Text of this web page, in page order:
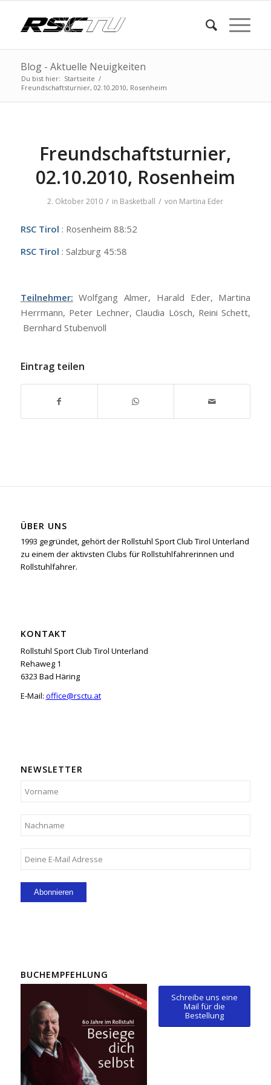
Blog - Aktuelle Neuigkeiten
Du bist hier: Startseite /
Freundschaftsturnier, 02.10.2010, Rosenheim
Freundschaftsturnier,
02.10.2010, Rosenheim
2. Oktober 2010 / in Basketball / von Martina Eder
RSC Tirol : Rosenheim 88:52
RSC Tirol : Salzburg 45:58
Teilnehmer: Wolfgang Almer, Harald Eder, Martina
Herrmann, Peter Lechner, Claudia Lösch, Reini Schett,
Bernhard Stubenvoll
Eintrag teilen
ÜBER UNS
1993 gegründet, gehört der Rollstuhl Sport Club Tirol Unterland
zu einem der aktivsten Clubs für Rollstuhlfahrerinnen und
Rollstuhlfahrer.
KONTAKT
Rollstuhl Sport Club Tirol Unterland
Rehaweg 1
6323 Bad Häring
E-Mail: office@rsctu.at
NEWSLETTER
BUCHEMPFEHLUNG
Schreibe uns eine
Mail für die
Bestellung